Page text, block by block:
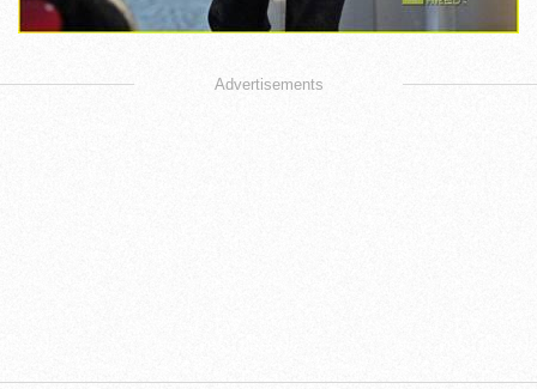
Advertisements